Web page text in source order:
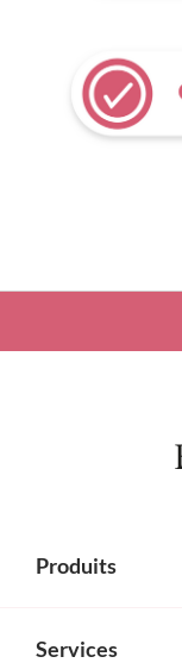
Produits
Services